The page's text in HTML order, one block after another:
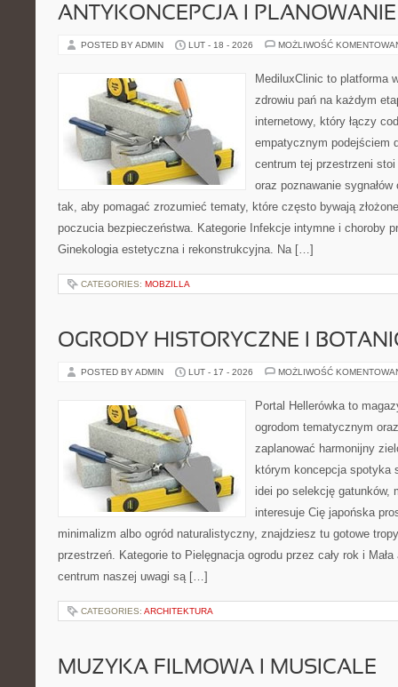
ANTYKONCEPCJA I
POSTED BY ADMIN LUT - 18 - 2026 MOŻLIWOŚĆ
MediluxClinic to platforma
zdrowiu pań na każdym
internetowy, który łączy
empatycznym podejściem
centrum tej przestrzeni
oraz poznawanie
tak, aby pomagać zrozumieć tematy, które często bywają
poczucia bezpieczeństwa. Kategorie Infekcje intymne i choroby
Ginekologia estetyczna i rekonstrukcyjna. Na […]
CATEGORIES: MOBZILLA
OGRODY HISTORYCZNE I
POSTED BY ADMIN LUT - 17 - 2026 MOŻLIWOŚĆ
Portal Hellerówka to
ogrodom tematycznym
zaplanować harmonijny
którym koncepcja spotyka
idei po selekcję gatunków,
interesuje Cię japońska
minimalizm albo ogród naturalistyczny, znajdziesz tu gotowe
przestrzeń. Kategorie to Pielęgnacja ogrodu przez cały rok i
centrum naszej uwagi są […]
CATEGORIES: ARCHITEKTURA
MUZYKA FILMOWA I MUSICALE